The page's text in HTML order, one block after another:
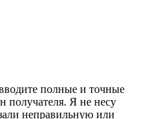
полные и точные
получателя. Я не несу
неправильную или